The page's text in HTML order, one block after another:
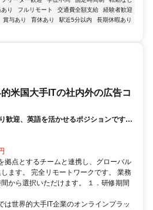
り フルリモート 交通費全額支給
経験者歓迎
賞与あり 育休あり 駅近5分以内
長期休暇あり
米国大手ITの社内外の広告コ
歓迎、英語を活かせるポジションです。
拠点とするチームと連携し、グローバル
ます。 完全リモートワークです。 業務
から選択いただけます。 １．研修期間
は世界的大手IT企業のオンラインプラッ